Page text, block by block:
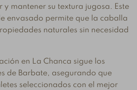
y mantener su textura jugosa. Este
envasado permite que la caballa
naturales sin necesidad
en La Chanca sigue los
de Barbate, asegurando que
seleccionados con el mejor